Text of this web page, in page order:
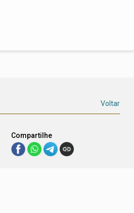
Voltar
Compartilhe